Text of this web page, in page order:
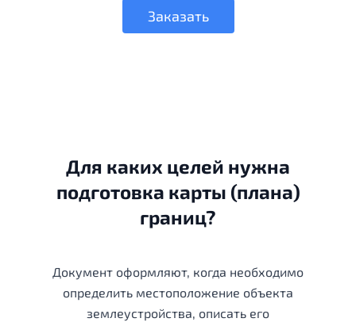
Заказать
Для каких целей нужна
подготовка карты (плана)
границ?
Документ оформляют, когда необходимо
определить местоположение объекта
землеустройства, описать его